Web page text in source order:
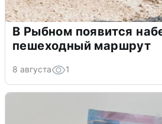
В Рыбном появится
пешеходный маршрут
8 августа 1